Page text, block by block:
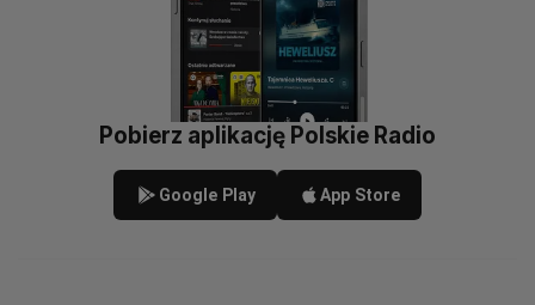
Pobierz aplikację Polskie Radio
Google Play App Store